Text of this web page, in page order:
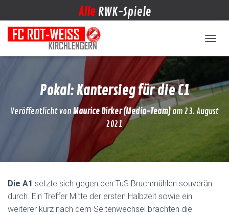
Alle RWK-Spiele
Pokal: Kantersieg für die C1
Veröffentlicht von Maurice Dirker (Media-Team)am 23. August
2021
Die A1 setzte sich gegen den TuS Bruchmühlen souverän
durch. Ein Treffer Mitte der ersten Halbzeit sowie ein
weiterer kurz nach dem Seitenwechsel brachten die